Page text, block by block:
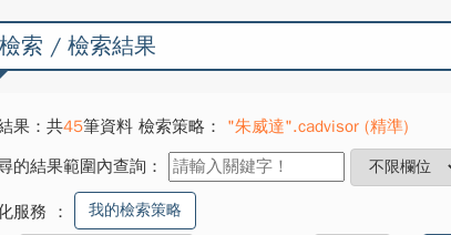
索 / 檢索結果
果：共45筆資料 檢索策略：
"朱威達".cadvisor (精準)
的結果範圍內查詢：
服務 ： 我的檢索策略